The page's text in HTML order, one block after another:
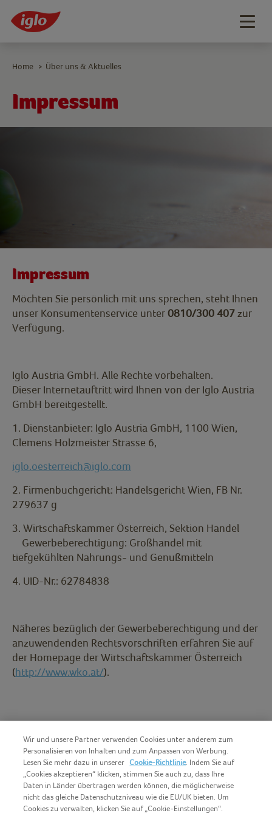
Impressum
Home > Über uns & Aktuelles
Impressum
Möchten Sie persönlich mit uns sprechen, steht Ihnen
unser Konsumentenservice unter0810/300 407 zur
Verfügung.
Iglo Austria GmbH. Alle Rechte vorbehalten.
Dieser Internetauftritt wird Ihnen von der Iglo Austria
GmbH bereitgestellt.
1. Dienstanbieter: Iglo Austria GmbH, 1100 Wien,
Clemens Holzmeister Strasse 6,
iglo.oesterreich@iglo.com
2. Firmenbuchgericht: Handelsgericht Wien, FB Nr.
279637 g
3. Wirtschaftskammer Österreich, Sektion Handel
Gewerbeberechtigung: Großhandel mit
tiefgekühlten Nahrungs- und Genußmitteln
4. UID-Nr.: 62784838
Näheres bezüglich der Gewerbeberechtigung und der
anzuwendenden Rechtsvorschriften erfahren Sie auf
der Homepage der Wirtschaftskammer Österreich
(http://www.wko.at/).
Wir und unsere Partner verwenden Cookies unter anderem zum
Personalisieren von Inhalten und zum Anpassen von Werbung.
Lesen Sie mehr dazu in unserer Cookie-Richtlinie. Indem Sie auf
„Cookies akzeptieren“ klicken, stimmen Sie auch zu, dass Ihre
Daten in Länder übertragen werden können, die möglicherweise
nicht das gleiche Datenschutzniveau wie die EU/UK bieten. Um
Cookies zu verwalten, klicken Sie auf „Cookie-Einstellungen“.